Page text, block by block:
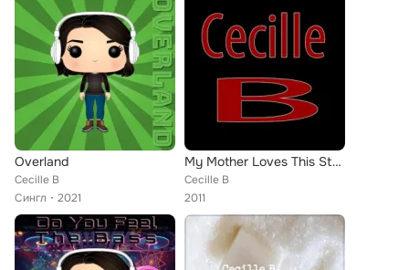
Overland
Cecille B
Сингл
2021
My Mother Loves This Style
Cecille B
2011